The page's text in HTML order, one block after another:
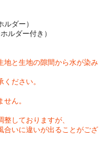
ダー）
ルダー付き）
と生地の隙間から水が染み
ださい。
ん。
しておりますが、
合いに違いが出ることがござ